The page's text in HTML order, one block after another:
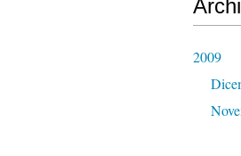
2009